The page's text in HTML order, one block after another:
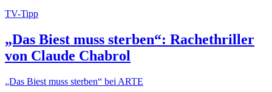
TV-Tipp
„Das Biest muss sterben“: Rachethriller
von Claude Chabrol
„Das Biest muss sterben“ bei ARTE